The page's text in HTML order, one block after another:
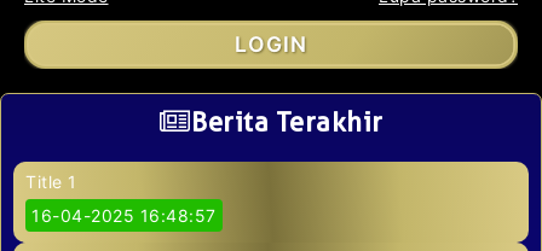
LOGIN
Berita Terakhir
Title 1
16-04-2025 16:48:57